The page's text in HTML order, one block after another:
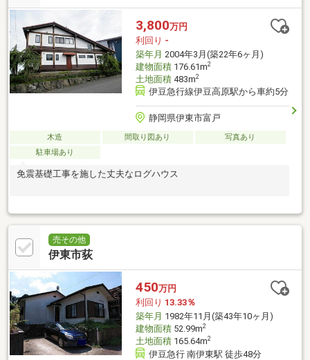
3,800万円
利回り -
築年月 2004年3月(築22年6ヶ月)
建物面積176.61m2
土地面積483m2
伊豆急行線伊豆高原駅から車約5分
静岡県伊東市富戸
木造 間取り図あり
写真あり
駐車場あり
免震基礎工事を施した丈夫なログハウス
売その他
伊東市荻
450万円
利回り 13.33％
築年月 1982年11月(築43年10ヶ月)
建物面積52.99m2
土地面積165.64m2
伊豆急行 南伊東駅 徒歩48分